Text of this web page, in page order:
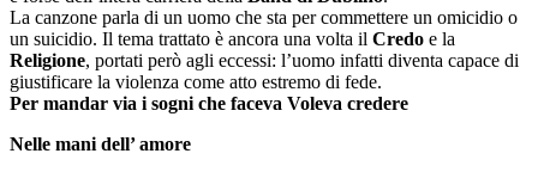
La canzone parla di un uomo che sta per commettere un omicidio o
un suicidio. Il tema trattato è ancora una volta il Credo e la
Religione, portati però agli eccessi: l’uomo infatti diventa capace di
giustificare la violenza come atto estremo di fede.
Per mandar via i sogni che faceva Voleva credere
Nelle mani dell’ amore